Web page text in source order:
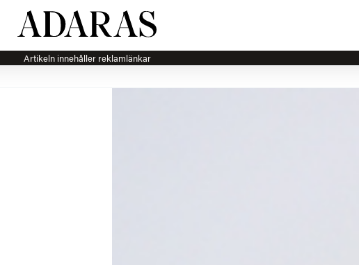
Artikeln innehåller reklamlänkar